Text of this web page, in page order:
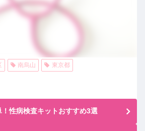
南烏山 東京都
！性病検査キットおすすめ3選